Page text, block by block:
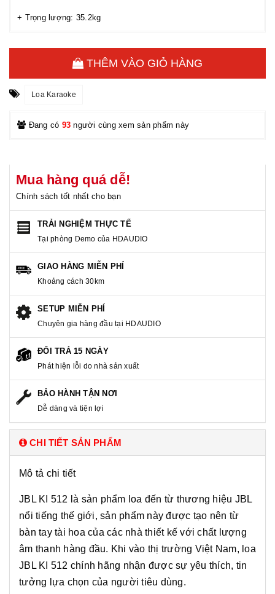
+ Trọng lượng: 35.2kg
THÊM VÀO GIỎ HÀNG
Loa Karaoke
Đang có 93 người cùng xem sản phẩm này
Mua hàng quá dễ!
Chính sách tốt nhất cho bạn
TRẢI NGHIỆM THỰC TẾ
Tại phòng Demo của HDAUDIO
GIAO HÀNG MIỄN PHÍ
Khoảng cách 30km
SETUP MIỄN PHÍ
Chuyên gia hàng đầu tại HDAUDIO
ĐỔI TRẢ 15 NGÀY
Phát hiện lỗi do nhà sản xuất
BẢO HÀNH TẬN NƠI
Dễ dàng và tiện lợi
CHI TIẾT SẢN PHẨM
Mô tả chi tiết
JBL KI 512 là sản phẩm loa đến từ thương hiệu JBL
nổi tiếng thế giới, sản phẩm này được tạo nên từ
bàn tay tài hoa của các nhà thiết kế với chất lượng
âm thanh hàng đầu. Khi vào thị trường Việt Nam, loa
JBL KI 512 chính hãng nhận được sự yêu thích, tin
tưởng lựa chọn của người tiêu dùng.